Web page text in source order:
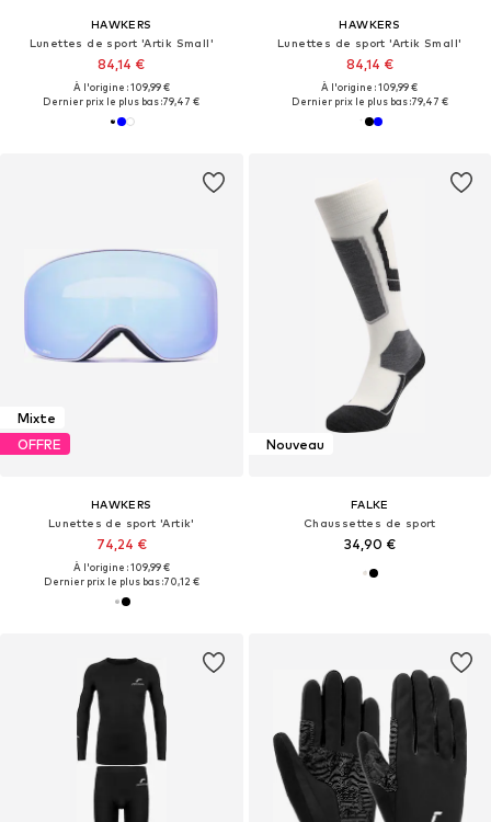
HAWKERS
Lunettes de sport 'Artik Small'
84,14 €
À l'origine : 109,99 €
Dernier prix le plus bas :79,47 €
HAWKERS
Lunettes de sport 'Artik Small'
84,14 €
À l'origine : 109,99 €
Dernier prix le plus bas :79,47 €
Mixte
OFFRE
HAWKERS
Lunettes de sport 'Artik'
74,24 €
À l'origine : 109,99 €
Dernier prix le plus bas :70,12 €
Nouveau
FALKE
Chaussettes de sport
34,90 €